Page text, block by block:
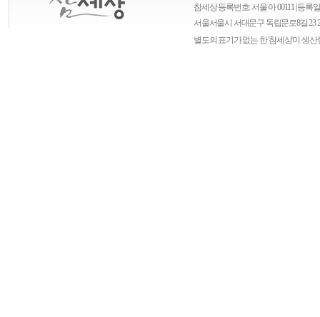
참세상 등록번호: 서울 아 00111 | 등록
서울서울시 서대문구 독립문로8길 23
별도의 표기가 없는 한 '참세상'이 생